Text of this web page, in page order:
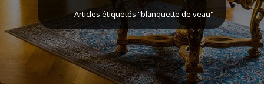
Articles étiquetés "blanquette de veau"